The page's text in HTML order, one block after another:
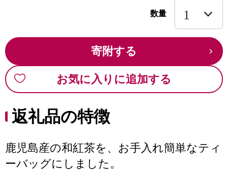
数量
寄附する
お気に入りに追加する
返礼品の特徴
鹿児島産の和紅茶を、お手入れ簡単なティ
ーバッグにしました。